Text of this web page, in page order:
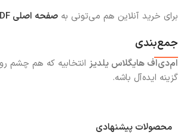
برای خرید آنلاین هم می‌تونی به صفحه اصلی MDF بازار
جمع‌بندی
ام‌دی‌اف هایگلاس یلدیز انتخابیه که هم چشم
گزینه ایده‌آل باشه.
محصولات پیشنهادی